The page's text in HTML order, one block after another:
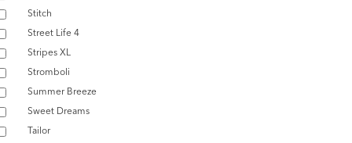
Stitch
Street Life 4
Stripes XL
Stromboli
Summer Breeze
Sweet Dreams
Tailor